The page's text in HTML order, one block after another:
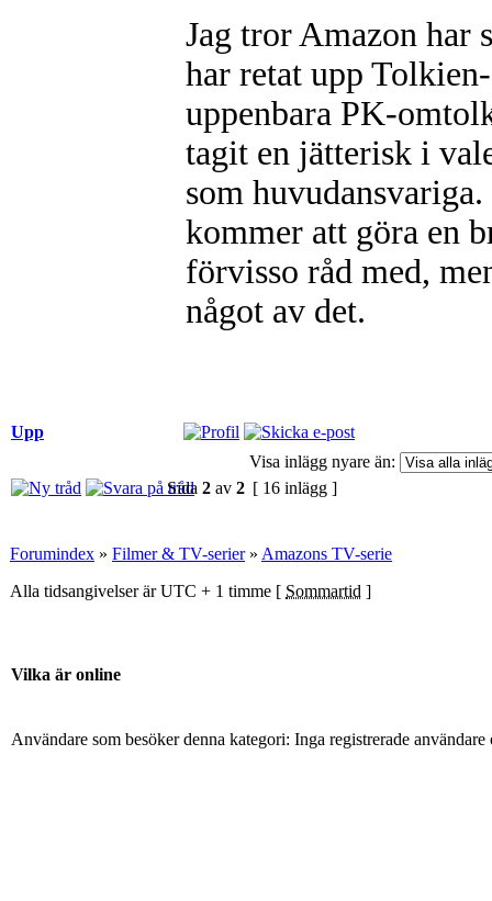
Jag tror Amazon har
har retat upp
uppenbara PK-
tagit en jätterisk i
som
kommer att göra en
förvisso råd med,
något av det.
Upp
Visa inlägg nyare än:
Sida 2 av 2 [ 16 inlägg ]
Forumindex » Filmer & TV-serier» Amazons TV-serie
Alla tidsangivelser är UTC + 1 timme [ Sommartid ]
Vilka är online
Användare som besöker denna kategori: Inga registrerade användare